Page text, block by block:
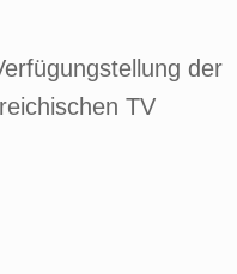
der
TV